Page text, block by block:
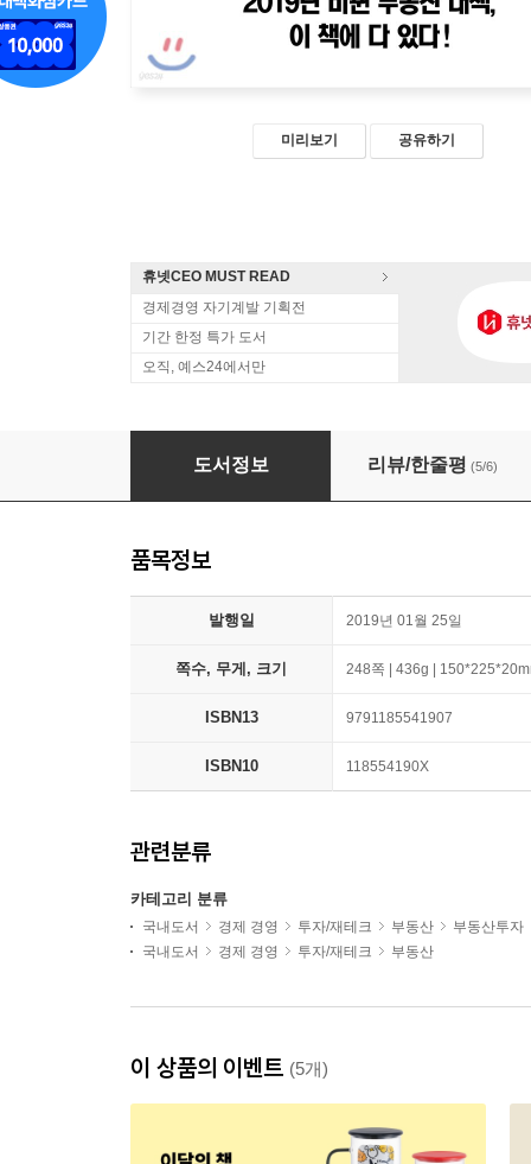
미리보기 공유하기
휴넷CEO MUST READ
경제경영 자기계발 기획전
기간 한정 특가 도서
오직, 예스24에서만
똑똑한 부동산 투자
도서정보 리뷰/한줄평 (5/6)
품목정보
발행일 2019년 01월 25일
쪽수, 무게, 크기 248쪽 | 436g |
ISBN13 9791185541907
ISBN10 118554190X
관련분류
카테고리 분류
국내도서 경제 경영 투자/재테크 부동산
부동산투자
국내도서
경제 경영 투자/재테크 부동산
이 상품의 이벤트 (5개)